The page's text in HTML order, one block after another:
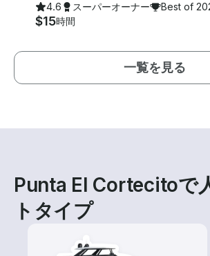
4.6 スーパーオーナー Best of
$15時間
一覧を見る
Punta El Cortecitoで
トタイプ